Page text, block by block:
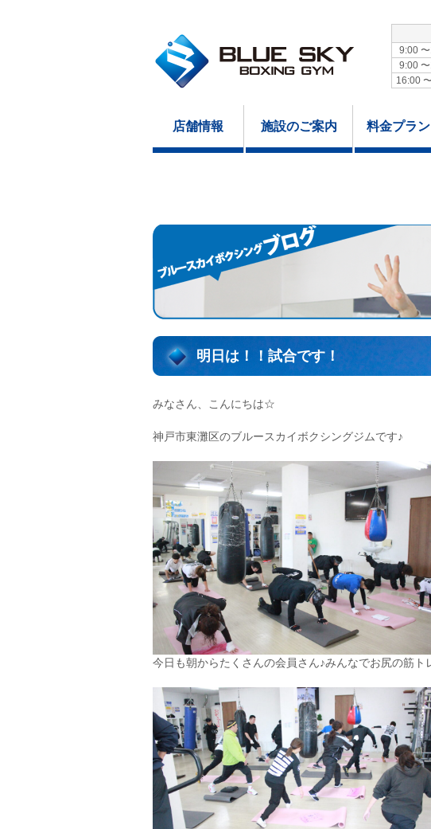
9:00
9:00
16:00
店舗情報 施設のご案内 料金プラン
明日は！！試合です！
みなさん、こんにちは☆
神戸市東灘区のブルースカイボクシングジムです♪
今日も朝からたくさんの会員さん♪みんなでお尻の筋ト